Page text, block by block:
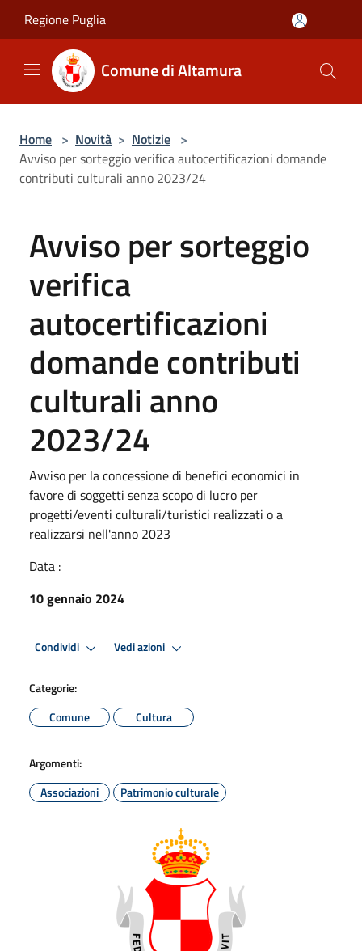
Regione Puglia
Comune di Altamura
Home > Novità > Notizie >
Avviso per sorteggio verifica autocertificazioni domande
contributi culturali anno 2023/24
Avviso per sorteggio
verifica
autocertificazioni
domande contributi
culturali anno
2023/24
Avviso per la concessione di benefici economici in
favore di soggetti senza scopo di lucro per
progetti/eventi culturali/turistici realizzati o a
realizzarsi nell'anno 2023
Data :
10 gennaio 2024
Condividi Vedi azioni
Categorie:
Comune
Cultura
Argomenti:
Associazioni
Patrimonio culturale